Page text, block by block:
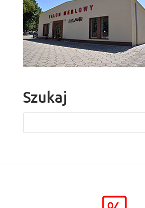
Szukaj